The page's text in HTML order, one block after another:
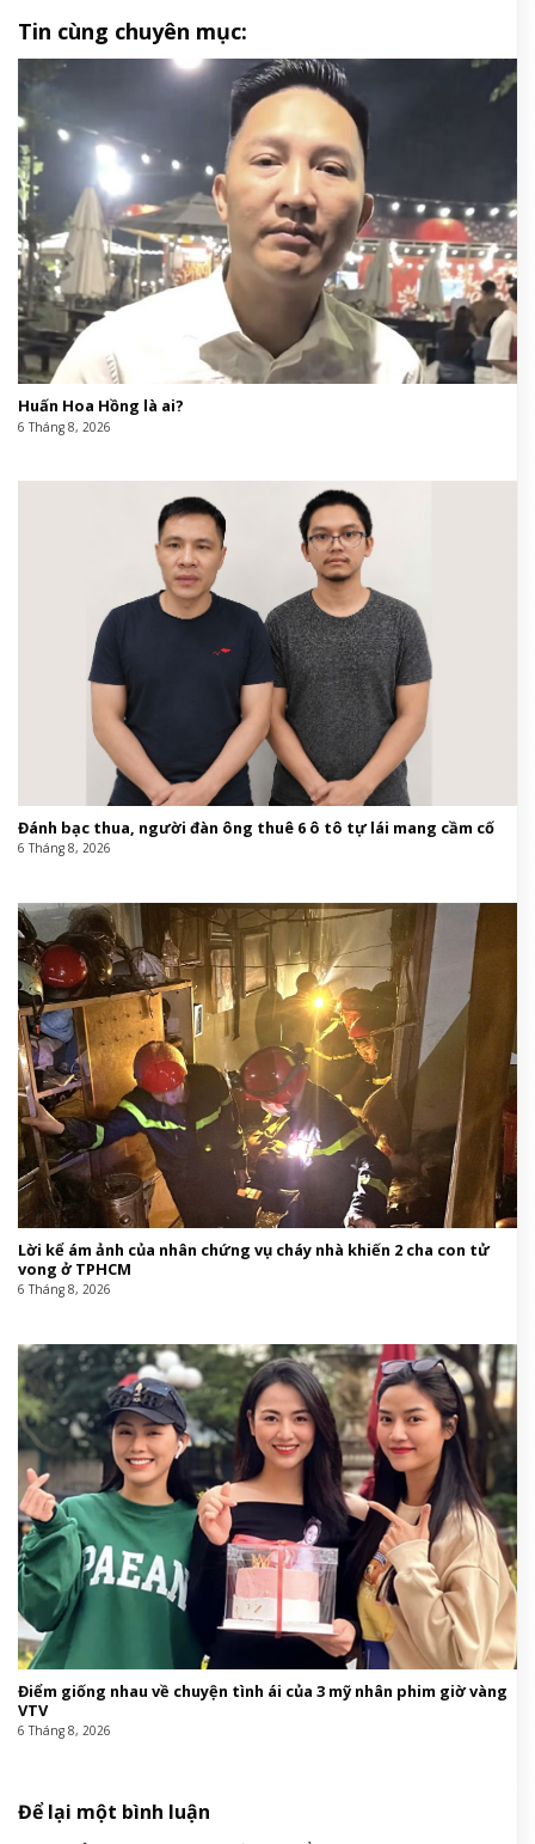
Tin cùng chuyên mục:
Huấn Hoa Hồng là ai?
6 Tháng 8, 2026
Đánh bạc thua, người đàn ông thuê 6 ô tô tự lái mang cầm cố
6 Tháng 8, 2026
Lời kể ám ảnh của nhân chứng vụ cháy nhà khiến 2 cha con tử
vong ở TPHCM
6 Tháng 8, 2026
Điểm giống nhau về chuyện tình ái của 3 mỹ nhân phim giờ vàng
VTV
6 Tháng 8, 2026
Để lại một bình luận